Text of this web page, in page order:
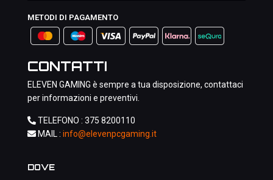
METODI DI PAGAMENTO
CONTATTI
ELEVEN GAMING è sempre a tua disposizione, contattaci
per informazioni e preventivi.
TELEFONO : 375 8200110
MAIL : info@elevenpcgaming.it
DOVE